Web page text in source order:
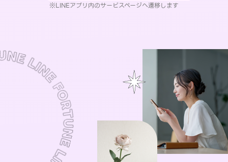
※LINEアプリ内のサービスページへ遷移します